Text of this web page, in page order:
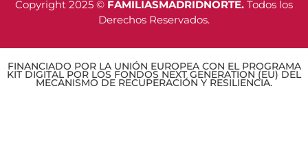
Copyright 2025 © FAMILIASMADRIDNORTE. Todos los
Derechos Reservados.
FINANCIADO POR LA UNIÓN EUROPEA CON EL PROGRAMA
KIT DIGITAL POR LOS FONDOS NEXT GENERATION (EU) DEL
MECANISMO DE RECUPERACIÓN Y RESILIENCIA.